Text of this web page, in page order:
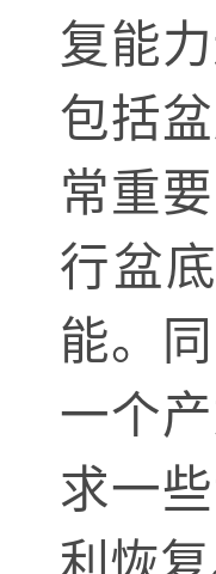
复能
包括
常重
行盆
能。
一个
求一